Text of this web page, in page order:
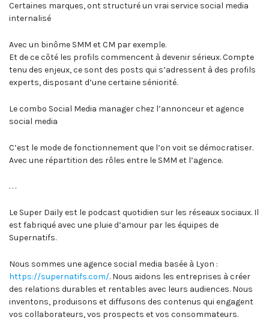
Certaines marques, ont structuré un vrai service social media
internalisé
Avec un binôme SMM et CM par exemple.
Et de ce côté les profils commencent à devenir sérieux. Compte
tenu des enjeux, ce sont des posts qui s’adressent à des profils
experts, disposant d’une certaine séniorité.
Le combo Social Media manager chez l’annonceur et agence
social media
C’est le mode de fonctionnement que l’on voit se démocratiser.
Avec une répartition des rôles entre le SMM et l’agence.
. . .
Le Super Daily est le podcast quotidien sur les réseaux sociaux. Il
est fabriqué avec une pluie d’amour par les équipes de
Supernatifs.
Nous sommes une agence social media basée à Lyon :
https://supernatifs.com/. Nous aidons les entreprises à créer
des relations durables et rentables avec leurs audiences. Nous
inventons, produisons et diffusons des contenus qui engagent
vos collaborateurs, vos prospects et vos consommateurs.